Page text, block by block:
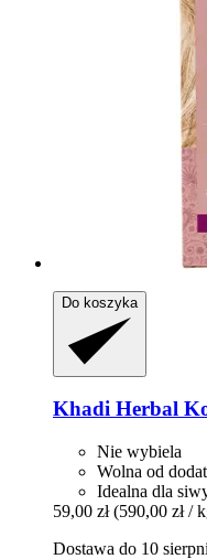
Do koszyka
Khadi Herbal
Nie wybiela
Wolna od
Idealna dla
59,00 zł (590,00 zł /
Dostawa do 10